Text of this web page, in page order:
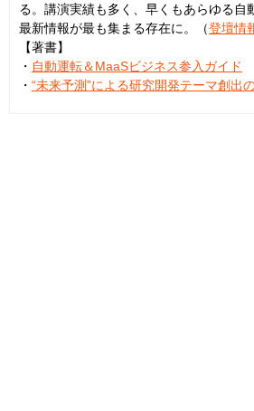
る。講演実績も多く、早くもあらゆる自
最新情報が最も集まる存在に。（登壇情
【著書】
・ 自動運転＆MaaSビジネス参入ガイド
・ “未来予測”による研究開発テーマ創出